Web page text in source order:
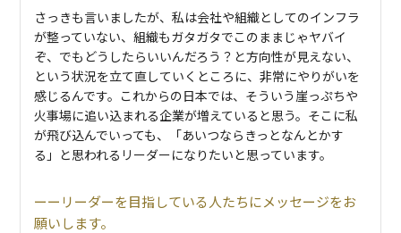
さっきも言いましたが、私は会社や組織としてのインフラ
が整っていない、組織もガタガタでこのままじゃヤバイ
ぞ、でもどうしたらいいんだろう？と方向性が見えない、
という状況を立て直していくところに、非常にやりがいを
感じるんです。これからの日本では、そういう崖っぷちや
火事場に追い込まれる企業が増えていると思う。そこに私
が飛び込んでいっても、「あいつならきっとなんとかす
る」と思われるリーダーになりたいと思っています。
リーダーを目指している人たちにメッセージをお
願いします。